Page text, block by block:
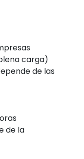
carga)
de las
de la